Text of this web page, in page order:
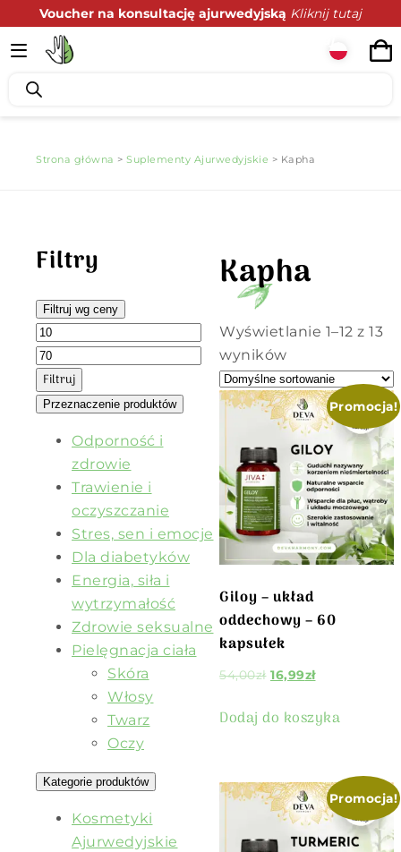
Voucher na konsultację ajurwedyjską Kliknij tutaj
Podaruj zdrowie z prezencie
Strona główna > Suplementy Ajurwedyjskie > Kapha
Filtry
Filtruj wg ceny
Filtruj
Przeznaczenie produktów
Odporność i
zdrowie
Trawienie i
oczyszczanie
Stres, sen i emocje
Dla diabetyków
Energia, siła i
wytrzymałość
Zdrowie seksualne
Pielęgnacja ciała
Skóra
Włosy
Twarz
Oczy
Kategorie produktów
Kosmetyki
Ajurwedyjskie
Kapha
Wyświetlanie 1–12 z 13
wyników
Promocja!
Giloy – układ
oddechowy – 60
kapsułek
54,00zł 16,99zł
Dodaj do koszyka
Promocja!